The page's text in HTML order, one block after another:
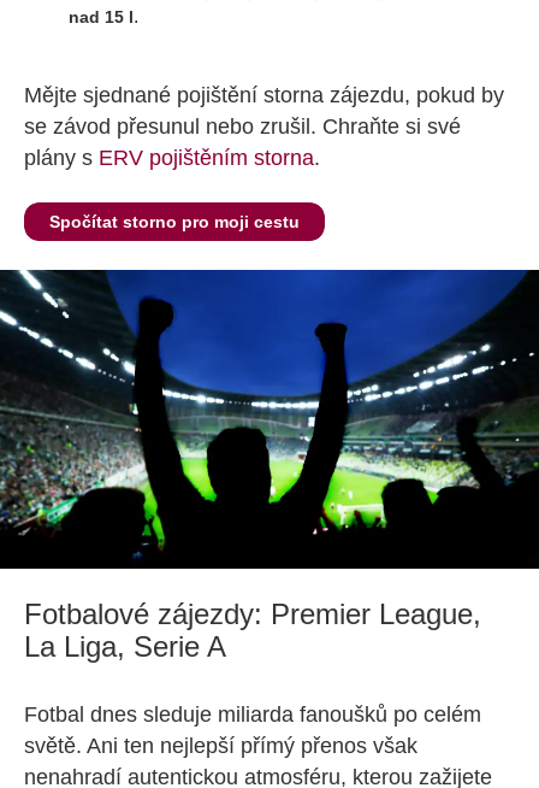
nad 15 l.
Mějte sjednané pojištění storna zájezdu, pokud by
se závod přesunul nebo zrušil. Chraňte si své
plány s ERV pojištěním storna.
Spočítat storno pro moji cestu
Fotbalové zájezdy: Premier League,
La Liga, Serie A
Fotbal dnes sleduje miliarda fanoušků po celém
světě. Ani ten nejlepší přímý přenos však
nenahradí autentickou atmosféru, kterou zažijete